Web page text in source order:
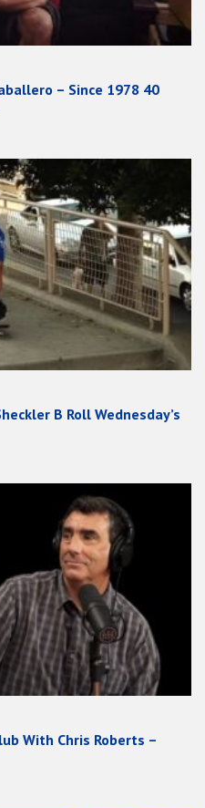
– Since 1978 40
B Roll Wednesday’s
With Chris Roberts –